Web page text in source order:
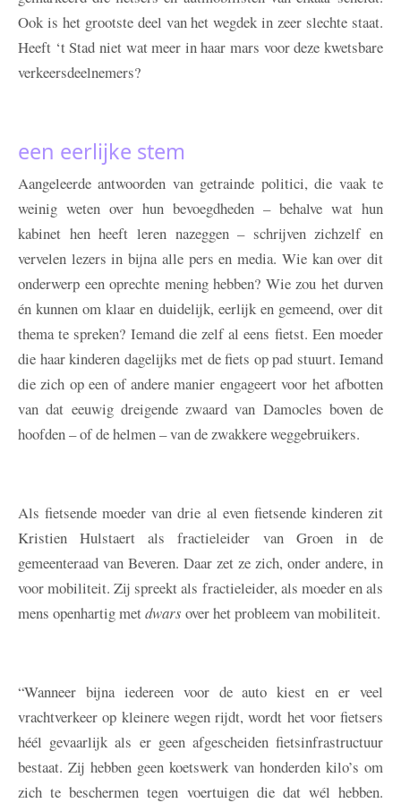
Ook is het grootste deel van het wegdek in zeer slechte staat.
Heeft ‘t Stad niet wat meer in haar mars voor deze kwetsbare
verkeersdeelnemers?
een eerlijke stem
Aangeleerde antwoorden van getrainde politici, die vaak te
weinig weten over hun bevoegdheden – behalve wat hun
kabinet hen heeft leren nazeggen – schrijven zichzelf en
vervelen lezers in bijna alle pers en media. Wie kan over dit
onderwerp een oprechte mening hebben? Wie zou het durven
én kunnen om klaar en duidelijk, eerlijk en gemeend, over dit
thema te spreken? Iemand die zelf al eens fietst. Een moeder
die haar kinderen dagelijks met de fiets op pad stuurt. Iemand
die zich op een of andere manier engageert voor het afbotten
van dat eeuwig dreigende zwaard van Damocles boven de
hoofden – of de helmen – van de zwakkere weggebruikers.
Als fietsende moeder van drie al even fietsende kinderen zit
Kristien Hulstaert als fractieleider van Groen in de
gemeenteraad van Beveren. Daar zet ze zich, onder andere, in
voor mobiliteit. Zij spreekt als fractieleider, als moeder en als
mens openhartig metdwars over het probleem van mobiliteit.
“Wanneer bijna iedereen voor de auto kiest en er veel
vrachtverkeer op kleinere wegen rijdt, wordt het voor fietsers
héél gevaarlijk als er geen afgescheiden fietsinfrastructuur
bestaat. Zij hebben geen koetswerk van honderden kilo’s om
zich te beschermen tegen voertuigen die dat wél hebben.